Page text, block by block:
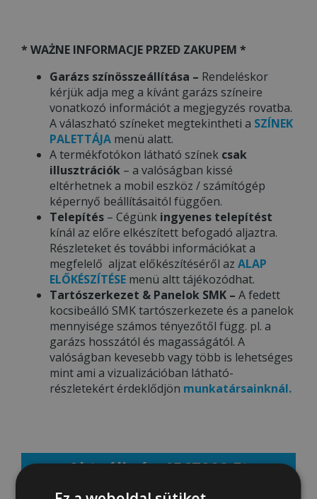
* WAŻNE INFORMACJE PRZED ZAKUPEM *
Garázs színösszeállítása – Rendeléskor
kérjük adja meg a kívánt garázs színeire
vonatkozó információt a megjegyzés rovatba.
A válaszható színeket megtekintheti a SZÍNEK
PALETTÁJA menü alatt.
A termékfotókon látható színek csak
illusztrációk – a valóságban kissé
eltérhetnek a mobil eszköz / számítógép
képernyő beállításaitól függően.
Telepítés – Cégünk ingyenes telepítést
kínál az előre elkészített befogadó aljaztra.
Részleteket és további információkat a
megfelelő aljzat előkészítéséről az ALAP
ELŐKÉSZÍTÉSE menü altt tájékozódhat.
Tartószerkezet & Panelok SMK – A fedett
kocsibeálló SMK tartószerkezete és a panelok
mennyisége számos tényezőtől függ. pl. a
garázs hosszától és magasságától. A
valóságban kevesebb vagy több is lehetséges
mint ami a vizualizációban látható-
részletekért érdeklődjön munkatársainknál.
Aktuális ár: 1567000 Ft